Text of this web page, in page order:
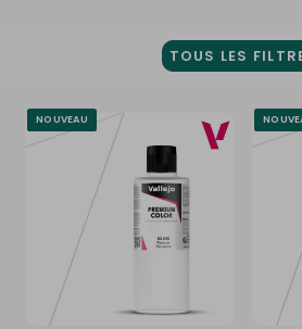
TOUS LES
NOUVEAU